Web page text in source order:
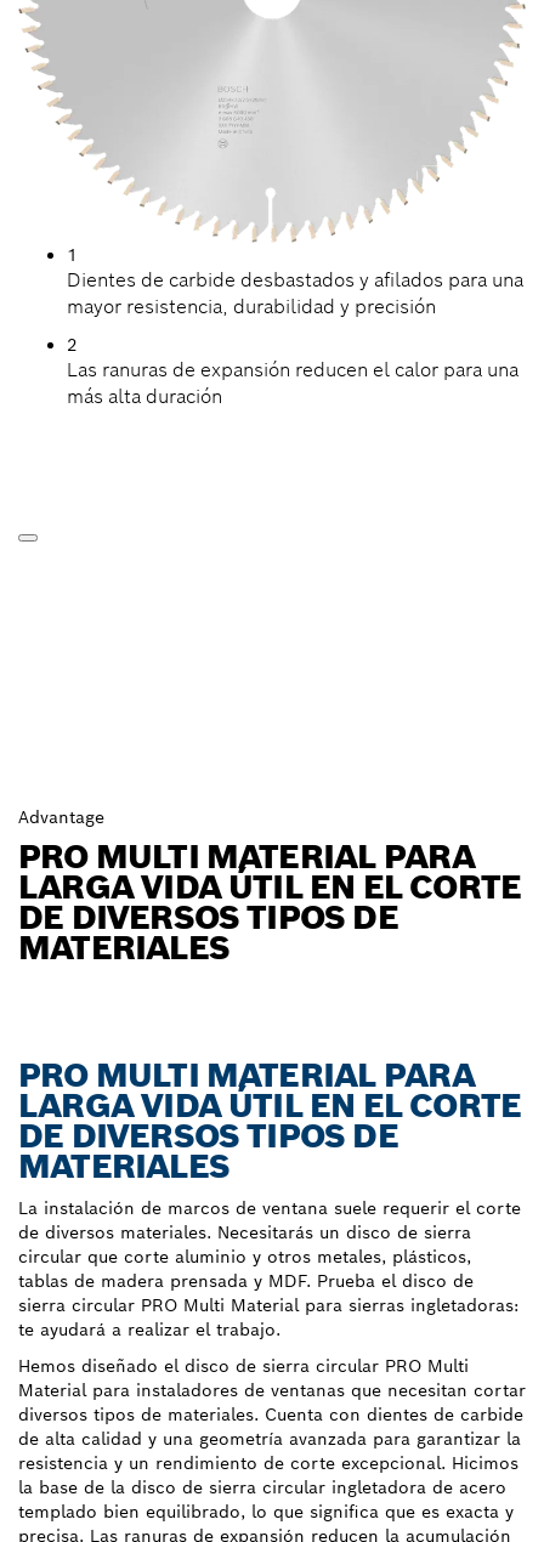
1
Dientes de carbide desbastados y afilados para una
mayor resistencia, durabilidad y precisión
2
Las ranuras de expansión reducen el calor para una
más alta duración
Advantage
PRO MULTI MATERIAL PARA
LARGA VIDA ÚTIL EN EL CORTE
DE DIVERSOS TIPOS DE
MATERIALES
PRO MULTI MATERIAL PARA
LARGA VIDA ÚTIL EN EL CORTE
DE DIVERSOS TIPOS DE
MATERIALES
La instalación de marcos de ventana suele requerir el corte
de diversos materiales. Necesitarás un disco de sierra
circular que corte aluminio y otros metales, plásticos,
tablas de madera prensada y MDF. Prueba el disco de
sierra circular PRO Multi Material para sierras ingletadoras:
te ayudará a realizar el trabajo.
Hemos diseñado el disco de sierra circular PRO Multi
Material para instaladores de ventanas que necesitan cortar
diversos tipos de materiales. Cuenta con dientes de carbide
de alta calidad y una geometría avanzada para garantizar la
resistencia y un rendimiento de corte excepcional. Hicimos
la base de la disco de sierra circular ingletadora de acero
templado bien equilibrado, lo que significa que es exacta y
precisa. Las ranuras de expansión reducen la acumulación